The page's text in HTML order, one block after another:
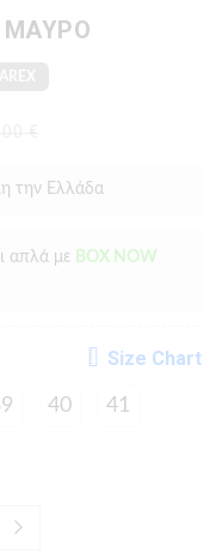
ΜΑΎΡΟ
την Ελλάδα
απλά με BOX NOW
Size Chart
40 41